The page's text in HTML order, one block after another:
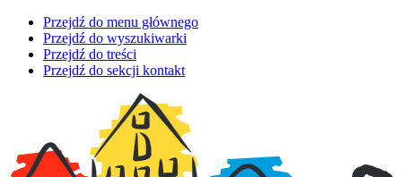
Przejdź do menu głównego
Przejdź do wyszukiwarki
Przejdź do treści
Przejdź do sekcji kontakt